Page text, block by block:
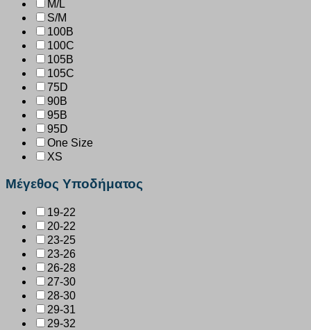
M/L
S/M
100B
100C
105B
105C
75D
90B
95B
95D
One Size
XS
Μέγεθος Υποδήματος
19-22
20-22
23-25
23-26
26-28
27-30
28-30
29-31
29-32